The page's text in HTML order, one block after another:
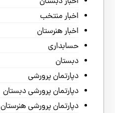
اخبار منتخب
اخبار هنرستان
حسابداری
دبستان
دپارتمان پرورشی
دپارتمان پرورشی دبستان
دپارتمان پرورشی هنرستان